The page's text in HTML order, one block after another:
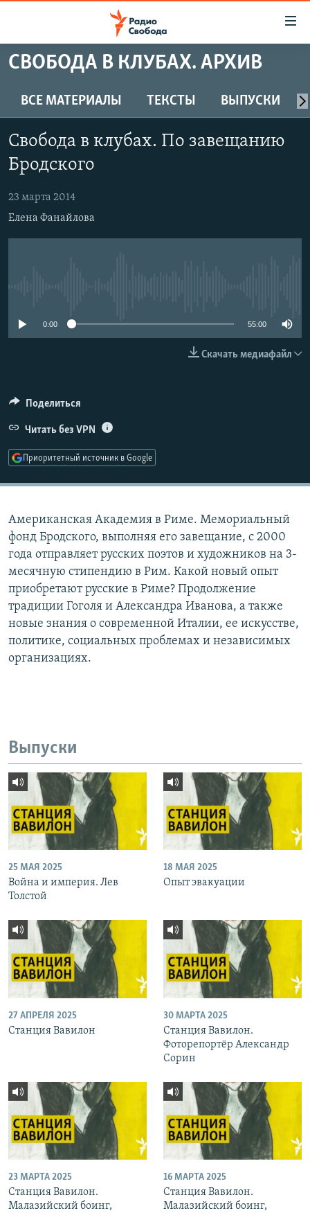
упрощенного
Вернуться
к
основному
содержанию
Вернутся
главной
навигации
Вернутся
ПРОГРАММЫ
ПОДКАСТЫ
ЦИТАТЫ СВОБОДЫ
МНЕНИЯ
КУЛЬТУРА
IDEL.РЕАЛИИ
РАСПИСАНИЕ ВЕЩАНИЯ
СВОБОДА В КЛУБАХ. АРХИВ
ВСЕ МАТЕРИАЛЫ ТЕКСТЫ ВЫПУСКИ
Свобода в клубах. По завещанию
Бродского
23 марта 2014
Елена Фанайлова
0:00 55:00
Скачать медиафайл
Поделиться
Читать без VPN
Приоритетный источник в Google
​Американская Академия в Риме. Мемориальный
фонд Бродского, выполняя его завещание, с 2000
года отправляет русских поэтов и художников на 3-
месячную стипендию в Рим. Какой новый опыт
приобретают русские в Риме? Продолжение
традиции Гоголя и Александра Иванова, а также
новые знания о современной Италии, ее искусстве,
политике, социальных проблемах и независимых
организациях.
Выпуски
25 МАЯ 2025
Война и империя. Лев
Толстой
18 МАЯ 2025
Опыт эвакуации
27 АПРЕЛЯ 2025
Станция Вавилон
30 МАРТА 2025
Станция Вавилон.
Фоторепортёр Александр
Сорин
23 МАРТА 2025
Станция Вавилон.
Малазийский боинг,
16 МАРТА 2025
Станция Вавилон.
Малазийский боинг,